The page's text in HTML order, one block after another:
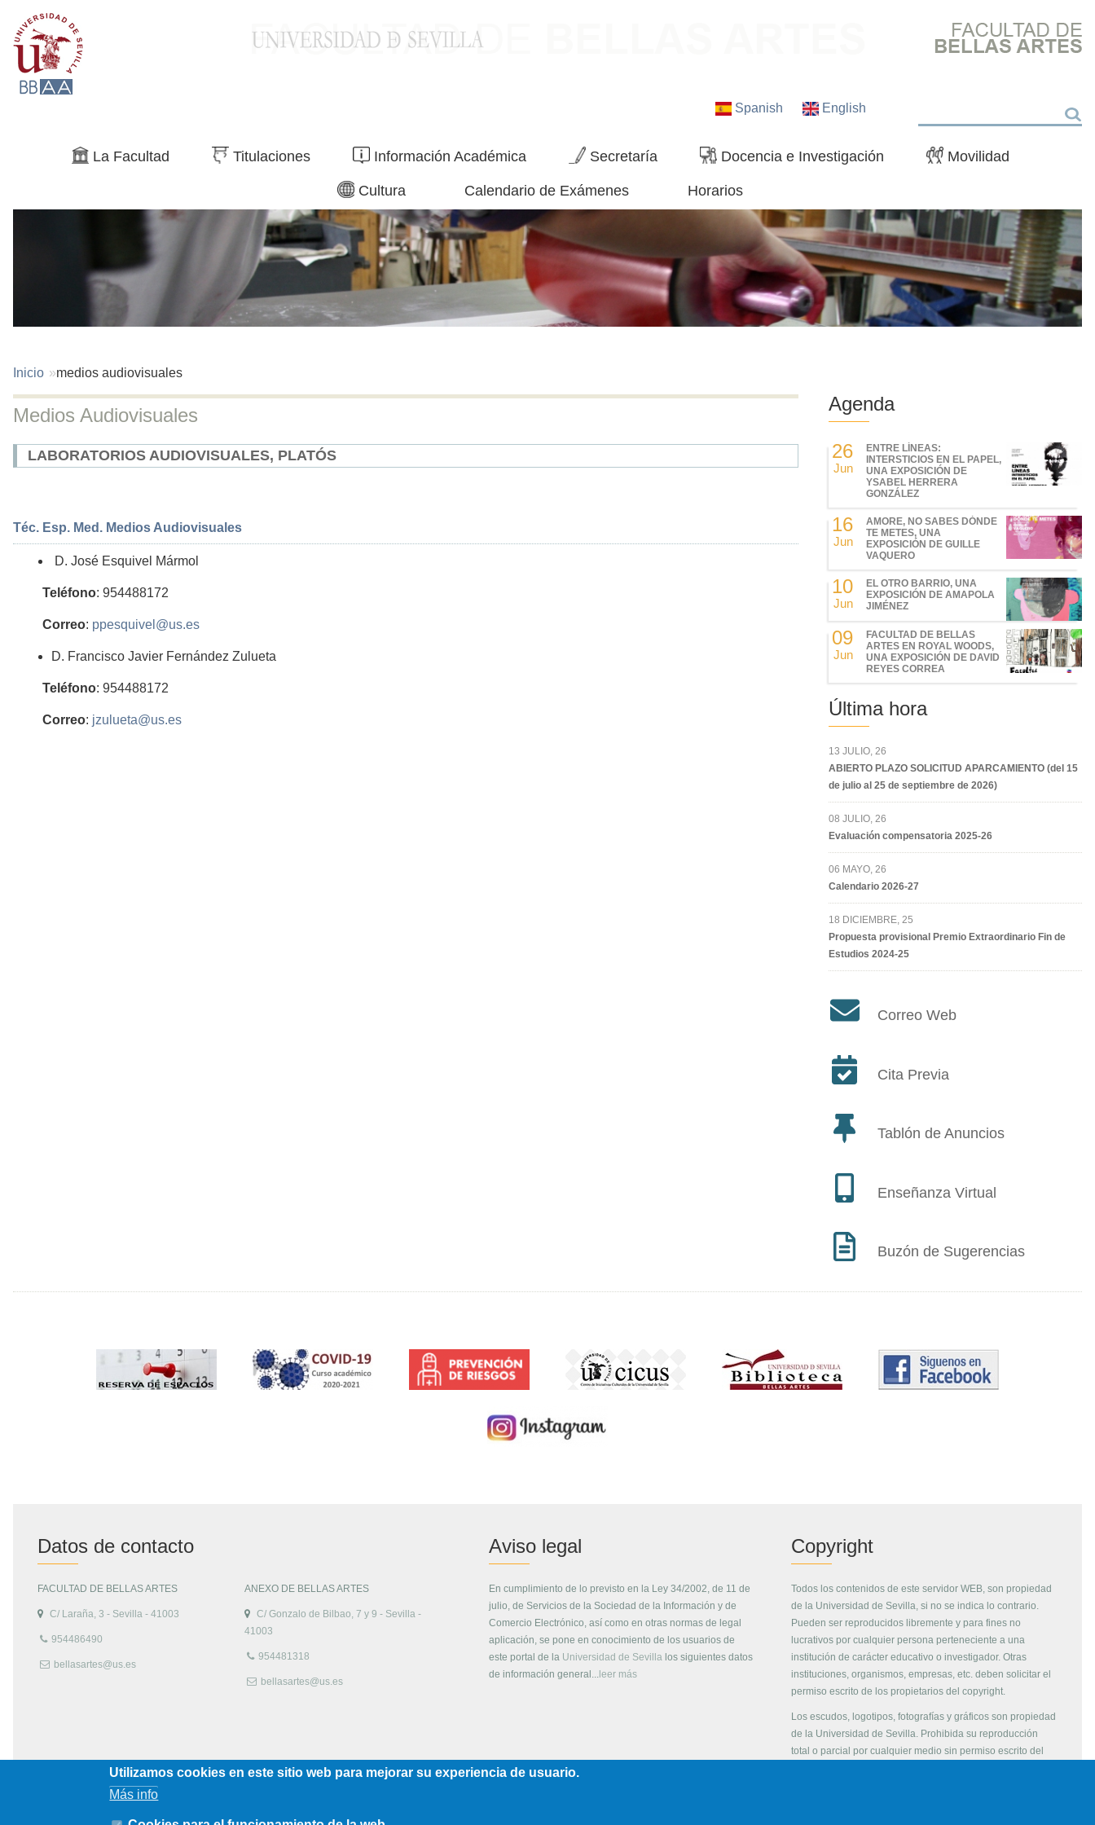
Spanish English
Buscar La Facultad Titulaciones Información Académica Secretaría Docencia e Investigación
Movilidad
Cultura
Calendario de Exámenes Horarios
You
here:
Inicio medios audiovisuales
Medios Audiovisuales
LABORATORIOS AUDIOVISUALES, PLATÓS
Téc. Esp. Med. Medios Audiovisuales
D. José Esquivel Mármol
Teléfono: 954488172
Correo: ppesquivel@us.es
D. Francisco Javier Fernández Zulueta
Teléfono: 954488172
Correo: jzulueta@us.es
Agenda
26
Jun
ENTRE LÍNEAS:
INTERSTICIOS EN EL PAPEL,
UNA EXPOSICIÓN DE
YSABEL HERRERA
GONZÁLEZ
16
Jun
AMORE, NO SABES DÓNDE
TE METES, UNA
EXPOSICIÓN DE GUILLE
VAQUERO
10
Jun
EL OTRO BARRIO, UNA
EXPOSICIÓN DE AMAPOLA
JIMÉNEZ
09
Jun
FACULTAD DE BELLAS
ARTES EN ROYAL WOODS,
UNA EXPOSICIÓN DE DAVID
REYES CORREA
Última hora
13 JULIO, 26
ABIERTO PLAZO SOLICITUD APARCAMIENTO (del 15
de julio al 25 de septiembre de 2026)
08 JULIO, 26
Evaluación compensatoria 2025-26
06 MAYO, 26
Calendario 2026-27
18 DICIEMBRE, 25
Propuesta provisional Premio Extraordinario Fin de
Estudios 2024-25
Correo Web
Cita Previa
Tablón de Anuncios
Enseñanza Virtual
Buzón de Sugerencias
Datos de contacto
FACULTAD DE BELLAS ARTES
C/ Laraña, 3 - Sevilla - 41003
954486490
bellasartes@us.es
ANEXO DE BELLAS ARTES
C/ Gonzalo de Bilbao, 7 y 9 - Sevilla -
41003
954481318
bellasartes@us.es
Aviso legal
En cumplimiento de lo previsto en la Ley 34/2002, de 11 de
julio, de Servicios de la Sociedad de la Información y de
Comercio Electrónico, así como en otras normas de legal
aplicación, se pone en conocimiento de los usuarios de
este portal de la Universidad de Sevilla los siguientes datos
de información general... leer más
Copyright
Todos los contenidos de este servidor WEB, son propiedad
de la Universidad de Sevilla, si no se indica lo contrario.
Pueden ser reproducidos libremente y para fines no
lucrativos por cualquier persona perteneciente a una
institución de carácter educativo o investigador. Otras
instituciones, organismos, empresas, etc. deben solicitar el
permiso escrito de los propietarios del copyright.
Los escudos, logotipos, fotografías y gráficos son propiedad
de la Universidad de Sevilla. Prohibida su reproducción
total o parcial por cualquier medio sin permiso escrito del
Utilizamos cookies en este sitio web para mejorar su experiencia de usuario.
Más info